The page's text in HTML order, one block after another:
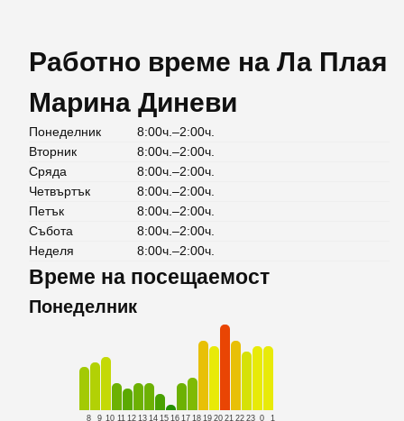
Работно време на Ла Плая
Марина Диневи
Понеделник
8:00ч.–2:00ч.
Вторник
8:00ч.–2:00ч.
Сряда
8:00ч.–2:00ч.
Четвъртък
8:00ч.–2:00ч.
Петък
8:00ч.–2:00ч.
Събота
8:00ч.–2:00ч.
Неделя
8:00ч.–2:00ч.
Време на посещаемост
Понеделник
8 9 10 11 12 13 14 15 16 17 18 19 20 21 22 23 0 1